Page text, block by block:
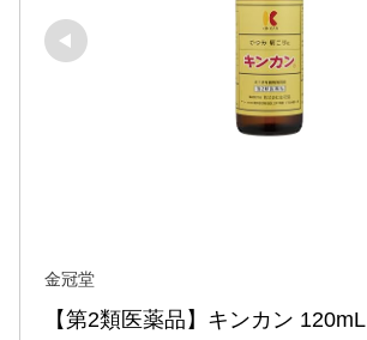
金冠堂
【第2類医薬品】キンカン 120mL